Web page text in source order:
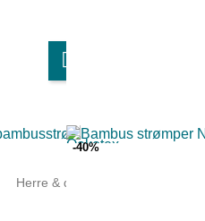

Herre & dame bambusstrømper...
-40%